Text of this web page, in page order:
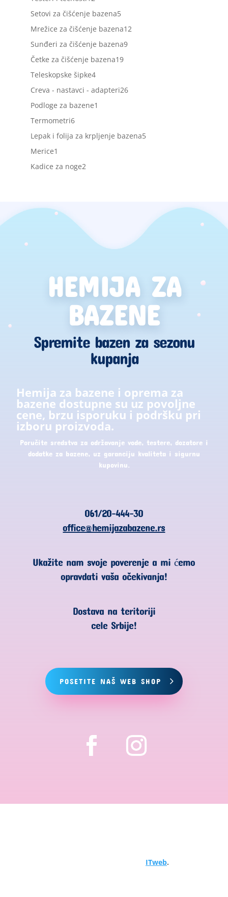
proizvoda
Setovi za čišćenje bazena55
proizvoda
Mrežice za čišćenje bazena1212
Sunđeri za čišćenje bazena99
Četke za čišćenje bazena1919
Teleskopske šipke44
proizvoda
Creva - nastavci - adapteri2626
Podloge za bazene1
Termometri66
proizvoda
Lepak i folija za krpljenje bazena55
Merice1
proizvod
Kadice za noge22
HEMIJA ZA
BAZENE
Spremite bazen za sezonu
kupanja
Hemija za bazene i oprema za
bazene dostupne su uz povoljne
cene, brzu isporuku i podršku pri
izboru proizvoda.
Poručite sredstva za održavanje vode, testere, dozatore i
dodatke za bazene, uz garanciju kvaliteta i sigurnu
kupovinu.
061/20-444-30
office@hemijazabazene.rs
Ukažite nam svoje poverenje a mi ćemo
opravdati vaša očekivanja!
Dostava na teritoriji
cele Srbije!
POSETITE NAŠ WEB SHOP
ITweb.